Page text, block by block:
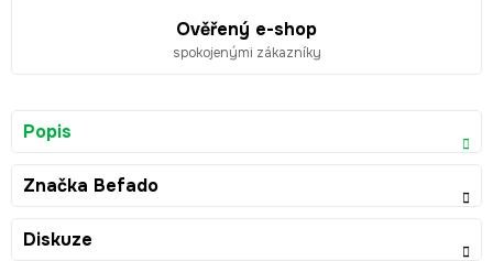
Ověřený e-shop
spokojenými zákazníky
Popis
Značka Befado
Diskuze